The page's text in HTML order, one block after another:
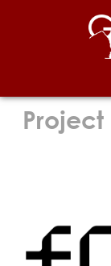
Foundation
Project